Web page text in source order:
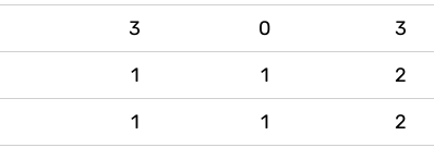
3 0
3
1 1
2
1 1 2